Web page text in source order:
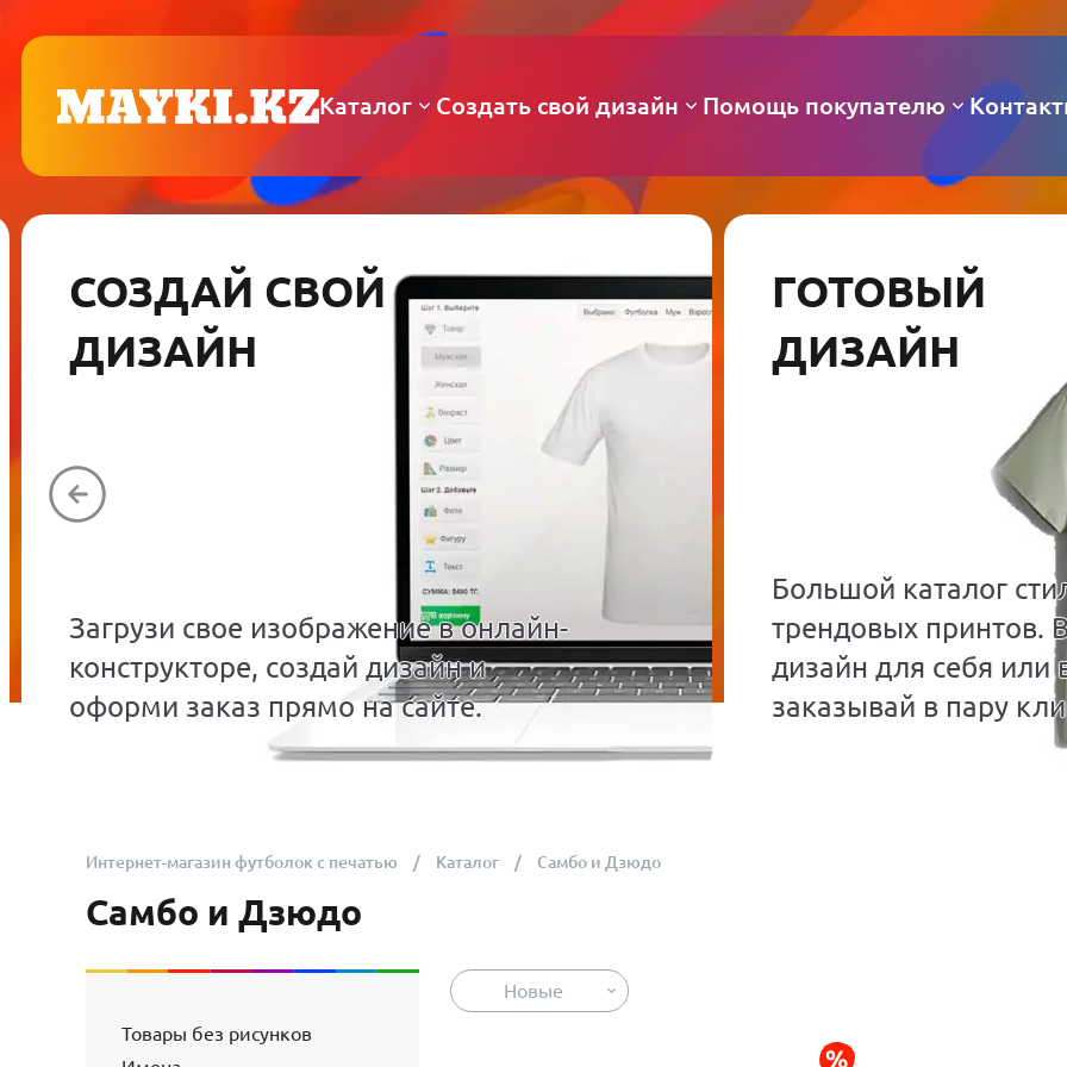
Каталог Создать свой дизайн Помощь покупателю
СОЗДАЙ СВОЙ
ДИЗАЙН
Загрузи свое изображение в онлайн-
конструкторе, создай дизайн и
оформи заказ прямо на сайте.
ГОТОВЫЙ
ДИЗАЙН
Большой каталог
трендовых принтов.
дизайн для себя или
заказывай в пару
Интернет-магазин футболок с печатью Каталог Самбо и Дзюдо
Самбо и Дзюдо
Товары без рисунков
Новые